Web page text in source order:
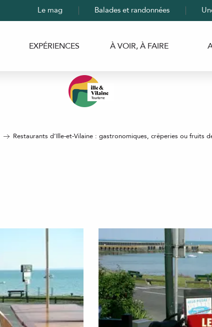
Le mag Balades et randonnées
EXPÉRIENCES À VOIR, À FAIRE
Restaurants d’Ille-et-Vilaine : gastronomiques, crêperies ou fruits